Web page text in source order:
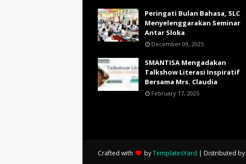
Peringati Bulan Bahasa, SLC
Menyelenggarakan Seminar
Antar Sloka
December 09, 2025
SMANTISA Mengadakan
Talkshow Literasi Inspiratif
Bersama Mrs. Claudia
February 17, 2025
Crafted with byTemplatesYard | Distributed by